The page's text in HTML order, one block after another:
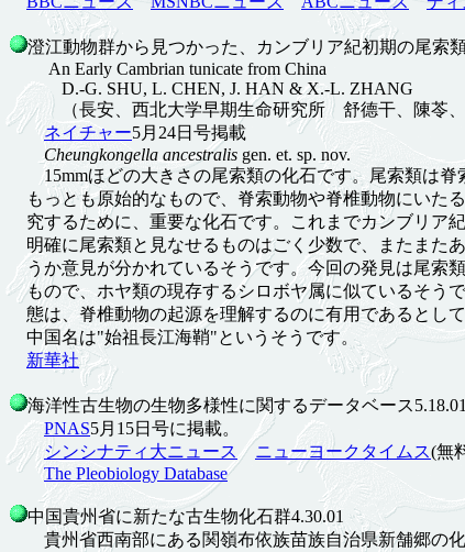
澄江動物群から見つかった、カンブリア紀初期の尾索類
An Early Cambrian tunicate from China
D.-G. SHU, L. CHEN, J. HAN & X.-L. ZHANG
（長安、西北大学早期生命研究所 舒德干、陳苓、
ネイチャー5月24日号掲載
Cheungkongella ancestralis gen. et. sp. nov.
15mmほどの大きさの尾索類の化石です。尾索類は脊
もっとも原始的なもので、脊索動物や脊椎動物にいた
究するために、重要な化石です。これまでカンブリア
明確に尾索類と見なせるものはごく少数で、またまた
うか意見が分かれているそうです。今回の発見は尾索
もので、ホヤ類の現存するシロボヤ属に似ているそう
態は、脊椎動物の起源を理解するのに有用であるとして
中国名は"始祖長江海鞘"というそうです。
新華社
海洋性古生物の生物多様性に関するデータベース5.18.01
PNAS5月15日号に掲載。
シンシナティ大ニュース
ニューヨークタイムス(無
The Pleobiology Database
中国貴州省に新たな古生物化石群4.30.01
貴州省西南部にある関嶺布依族苗族自治県新舗郷の化